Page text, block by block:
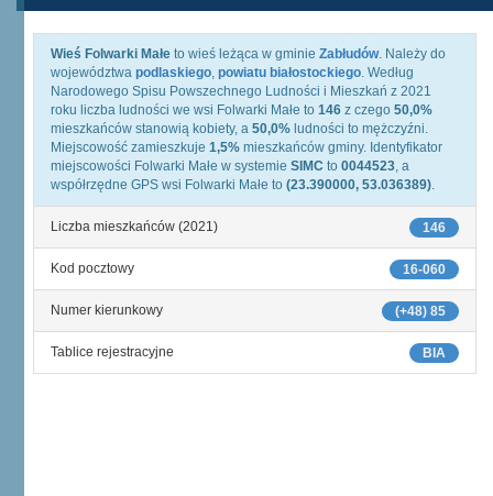
Wieś Folwarki Małe to wieś leżąca w gminie Zabłudów. Należy do
województwa podlaskiego, powiatu białostockiego. Według
Narodowego Spisu Powszechnego Ludności i Mieszkań z 2021
roku liczba ludności we wsi Folwarki Małe to 146 z czego 50,0%
mieszkańców stanowią kobiety, a 50,0% ludności to mężczyźni.
Miejscowość zamieszkuje 1,5% mieszkańców gminy. Identyfikator
miejscowości Folwarki Małe w systemie SIMC to 0044523, a
współrzędne GPS wsi Folwarki Małe to (23.390000, 53.036389).
146
Liczba mieszkańców (2021)
16-060
Kod pocztowy
(+48) 85
Numer kierunkowy
BIA
Tablice rejestracyjne